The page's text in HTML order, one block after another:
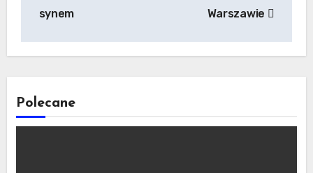
synem
Warszawie
Polecane